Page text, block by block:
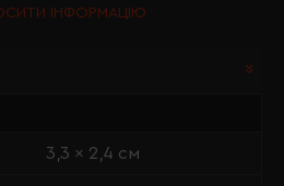
ІНФОРМАЦІЮ
3,3 x 2,4 см